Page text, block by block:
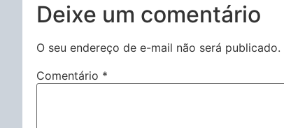
Deixe um comentário
O seu endereço de e-mail não será publicado.
Comentário *